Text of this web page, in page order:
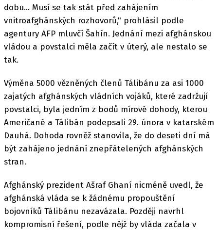
dobu... Musí se tak stát před zahájením
vnitroafghánských rozhovorů," prohlásil podle
agentury AFP mluvčí Šahín. Jednání mezi afghánskou
vládou a povstalci měla začít v úterý, ale nestalo se
tak.
Výměna 5000 vězněných členů Tálibánu za asi 1000
zajatých afghánských vládních vojáků, které zadržují
povstalci, byla jedním z bodů mírové dohody, kterou
Američané a Tálibán podepsali 29. února v katarském
Dauhá. Dohoda rovněž stanovila, že do deseti dní má
být zahájeno jednání znepřátelených afghánských
stran.
Afghánský prezident Ašraf Ghaní nicméně uvedl, že
afghánská vláda se k žádnému propouštění
bojovníků Tálibánu nezavázala. Později navrhl
kompromisní řešení, podle nějž by vláda začala v